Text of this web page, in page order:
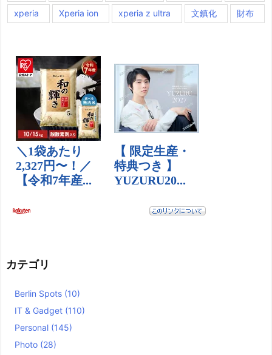
xperia
Xperia ion xperia z ultra 文鎮化 財布
カテゴリ
Berlin Spots (10)
IT & Gadget (110)
Personal (145)
Photo (28)